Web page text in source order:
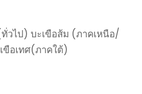
ทั่วไป) บะเขือส้ม (ภาคเหนือ/
อเทศ(ภาคใต้)